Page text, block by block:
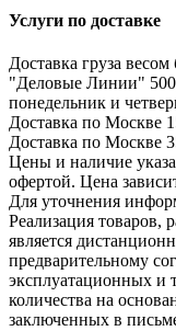
Услуги по доставке
Доставка груза
"Деловые Линии"
понедельник и
Доставка по Москве
Доставка по Москве
Цены и наличие
офертой. Цена
Для уточнения
Реализация товаров,
является
предварительному
эксплуатационных и
количества на
заключенных в